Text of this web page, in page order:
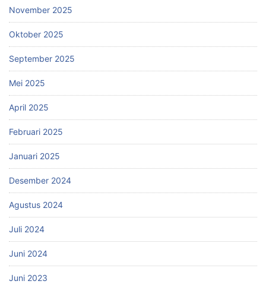
November 2025
Oktober 2025
September 2025
Mei 2025
April 2025
Februari 2025
Januari 2025
Desember 2024
Agustus 2024
Juli 2024
Juni 2024
Juni 2023